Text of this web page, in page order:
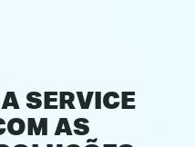
SERVICE
AS